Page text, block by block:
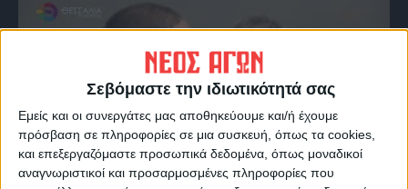
Σεβόμαστε την ιδιωτικότητά σας
Εμείς και οι συνεργάτες μας αποθηκεύουμε και/ή έχουμε
πρόσβαση σε πληροφορίες σε μια συσκευή, όπως τα cookies,
και επεξεργαζόμαστε προσωπικά δεδομένα, όπως μοναδικοί
αναγνωριστικοί και προσαρμοσμένες πληροφορίες που